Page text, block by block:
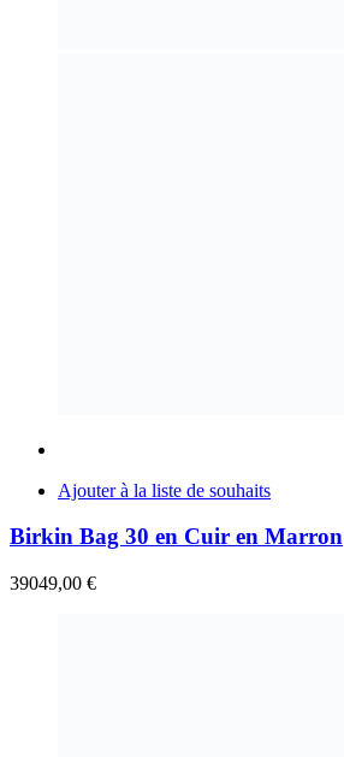
Ajouter à la liste de souhaits
Birkin Bag 30 en Cuir en Marron
39049,00 €